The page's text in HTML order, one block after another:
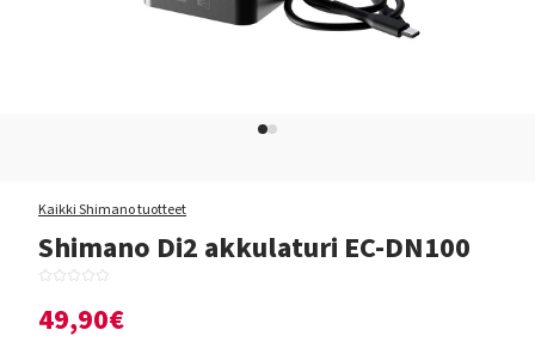
Kaikki Shimano tuotteet
Shimano Di2 akkulaturi EC-DN100
49,90€